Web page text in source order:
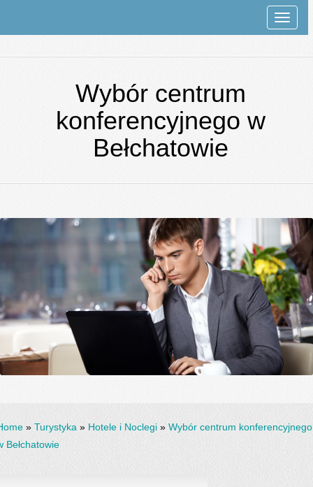
Rozwiń
Wybór centrum
konferencyjnego w
Bełchatowie
» Turystyka » Hotele i Noclegi » Wybór centrum konferencyjnego
Bełchatowie